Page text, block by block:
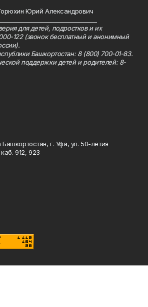
Юрий Александрович
для детей, подростков и их
122 (звонок бесплатный и анонимный
Башкортостан: 8 (800) 700-01-83.
поддержки детей и родителей: 8-
г. Уфа, ул. 50-летия
912, 923